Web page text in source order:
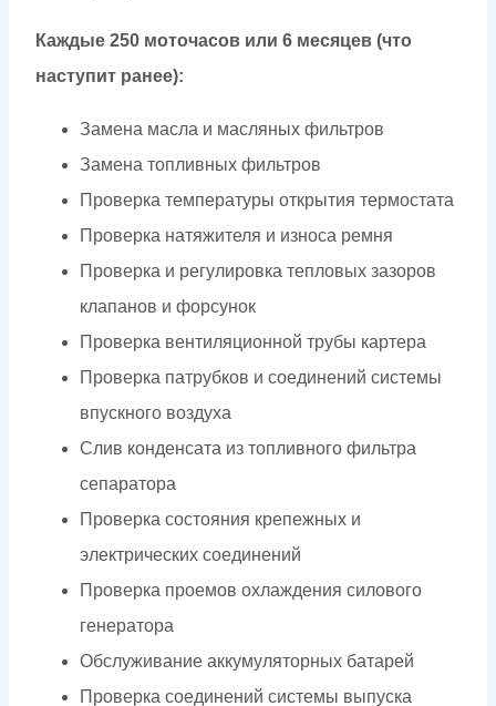
Каждые 250 моточасов или 6 месяцев (что
наступит ранее):
Замена масла и масляных фильтров
Замена топливных фильтров
Проверка температуры открытия термостата
Проверка натяжителя и износа ремня
Проверка и регулировка тепловых зазоров
клапанов и форсунок
Проверка вентиляционной трубы картера
Проверка патрубков и соединений системы
впускного воздуха
Слив конденсата из топливного фильтра
сепаратора
Проверка состояния крепежных и
электрических соединений
Проверка проемов охлаждения силового
генератора
Обслуживание аккумуляторных батарей
Проверка соединений системы выпуска